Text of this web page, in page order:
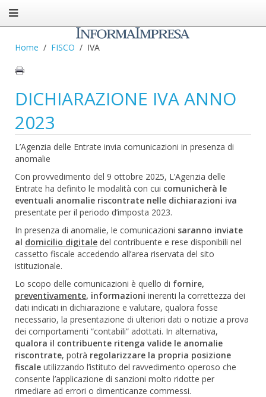
Home FISCO IVA
DICHIARAZIONE IVA ANNO
2023
L’Agenzia delle Entrate invia comunicazioni in presenza di
anomalie
Con provvedimento del 9 ottobre 2025, L’Agenzia delle
Entrate ha definito le modalità con cui comunicherà le
eventuali anomalie riscontrate nelle dichiarazioni iva
presentate per il periodo d’imposta 2023.
In presenza di anomalie, le comunicazioni saranno inviate
al domicilio digitale del contribuente e rese disponibili nel
cassetto fiscale accedendo all’area riservata del sito
istituzionale.
Lo scopo delle comunicazioni è quello di fornire,
preventivamente, informazioni inerenti la correttezza dei
dati indicati in dichiarazione e valutare, qualora fosse
necessario, la presentazione di ulteriori dati o notizie a prova
dei comportamenti “contabili” adottati. In alternativa,
qualora il contribuente ritenga valide le anomalie
riscontrate, potrà regolarizzare la propria posizione
fiscale utilizzando l’istituto del ravvedimento operoso che
consente l’applicazione di sanzioni molto ridotte per
rimediare ad errori o dimenticanze commessi.